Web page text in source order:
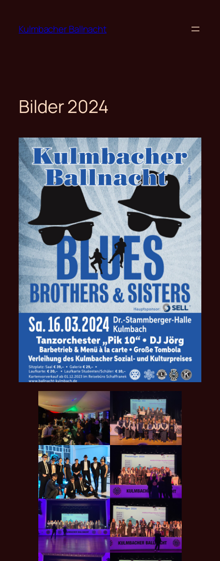
springen
Kulmbacher Ballnacht
Bilder 2024